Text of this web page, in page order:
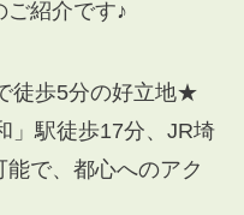
ご紹介です♪
徒歩5分の好立地★
」駅徒歩17分、JR埼
で、都心へのアク